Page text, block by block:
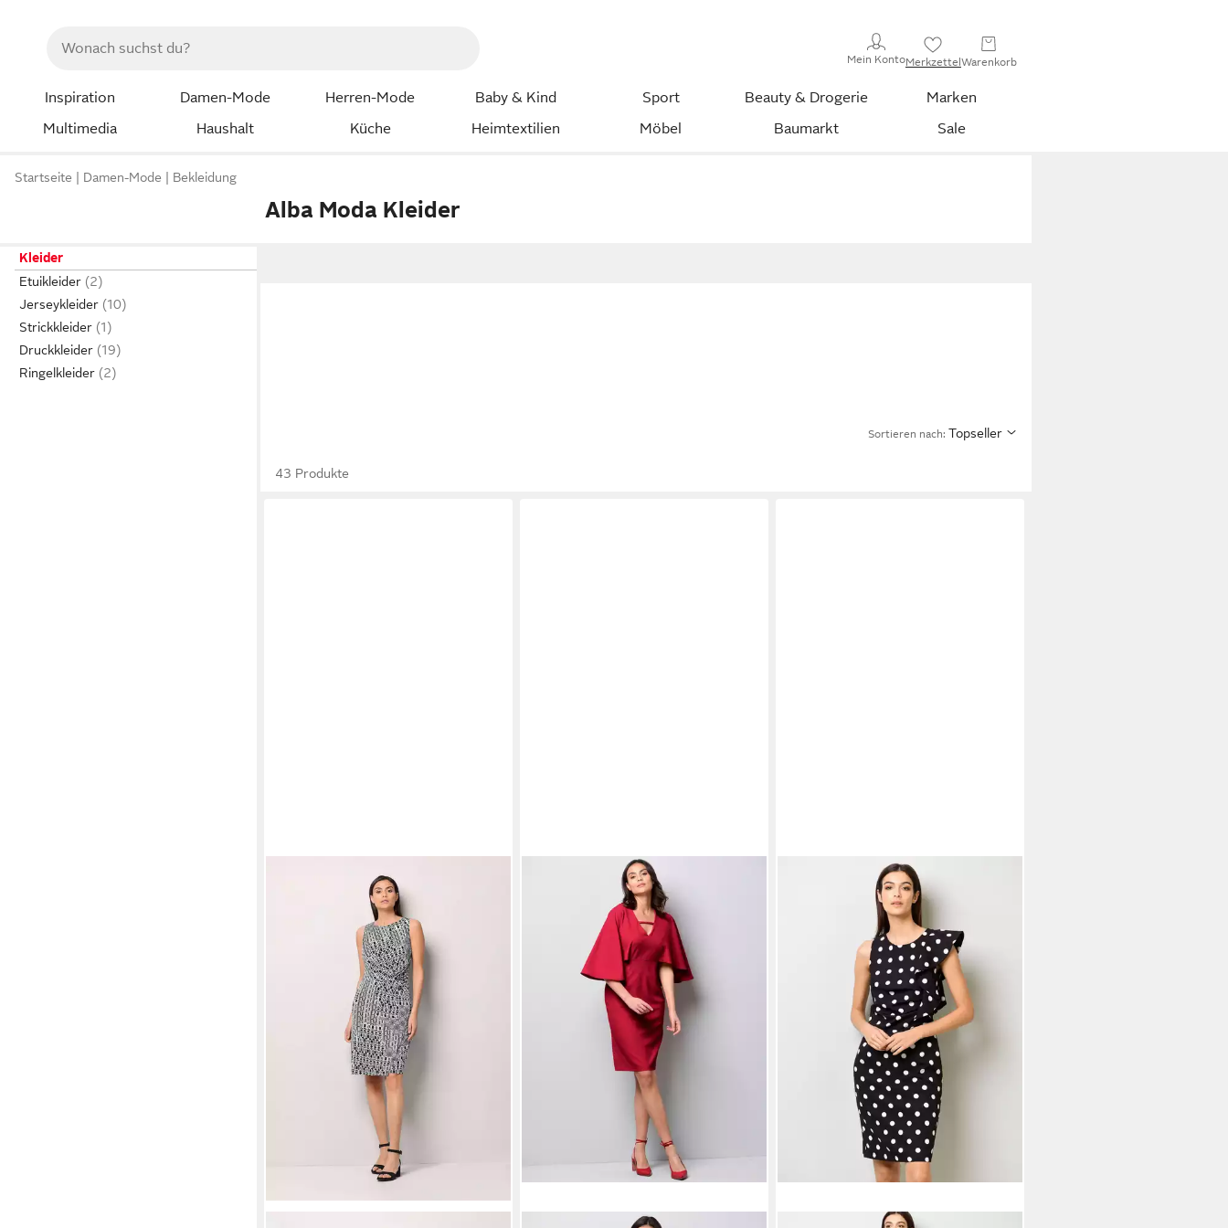
Mein KontoMerkzettelWarenkorb
Inspiration Damen-Mode Herren-Mode Baby & Kind Sport Beauty & Drogerie
Marken
Multimedia
Haushalt Küche Heimtextilien Möbel Baumarkt Sale
Startseite Damen-Mode Bekleidung
Alba Moda Kleider
Kleider
Etuikleider
Jerseykleider
Strickkleider
Druckkleider
Ringelkleider
Sortieren nach: Topseller
43 Produkte